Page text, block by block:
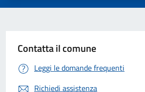
Contatta il comune
Leggi le domande frequenti
Richiedi assistenza